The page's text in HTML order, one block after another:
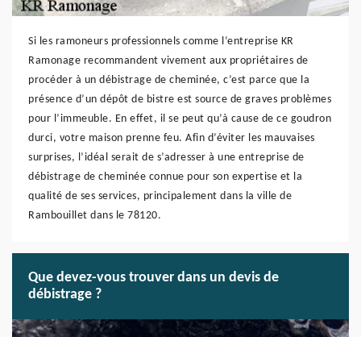
Si les ramoneurs professionnels comme l’entreprise KR
Ramonage recommandent vivement aux propriétaires de
procéder à un débistrage de cheminée, c’est parce que la
présence d’un dépôt de bistre est source de graves problèmes
pour l’immeuble. En effet, il se peut qu’à cause de ce goudron
durci, votre maison prenne feu. Afin d’éviter les mauvaises
surprises, l’idéal serait de s’adresser à une entreprise de
débistrage de cheminée connue pour son expertise et la
qualité de ses services, principalement dans la ville de
Rambouillet dans le 78120.
Que devez-vous trouver dans un devis de
débistrage ?